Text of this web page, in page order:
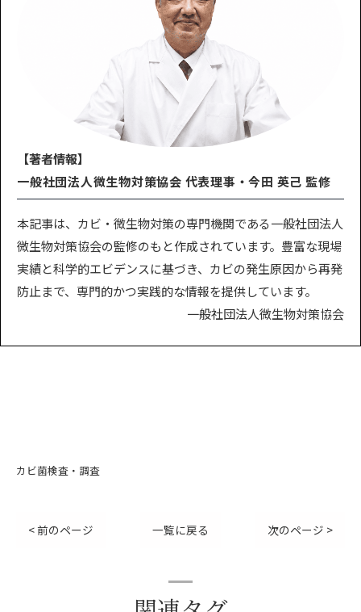
【著者情報】
一般社団法人微生物対策協会 代表理事・今田 英己 監修
本記事は、カビ・微生物対策の専門機関である一般社団法人
微生物対策協会の監修のもと作成されています。豊富な現場
実績と科学的エビデンスに基づき、カビの発生原因から再発
防止まで、専門的かつ実践的な情報を提供しています。
一般社団法人微生物対策協会
カビ菌検査・調査
< 前のページ 一覧に戻る 次のページ >